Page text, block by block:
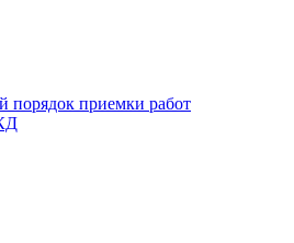
порядок приемки работ